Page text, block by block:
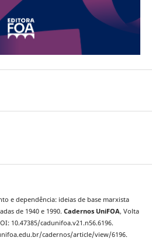
e dependência: ideias de base marxista
de 1940 e 1990. Cadernos UniFOA, Volta
10.47385/cadunifoa.v21.n56.6196.
cadernos/article/view/6196.